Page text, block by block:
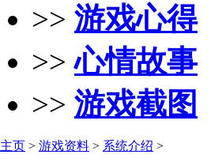
>> 游戏心得
>>心情故事
>> 游戏截图
主页 > 游戏资料 > 系统介绍 >